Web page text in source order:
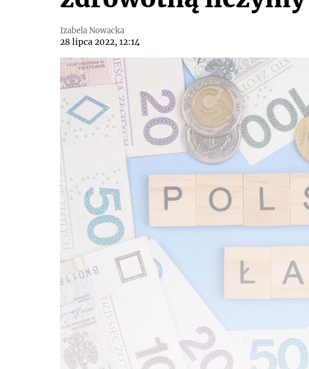
Izabela Nowacka
28 lipca 2022, 12:14